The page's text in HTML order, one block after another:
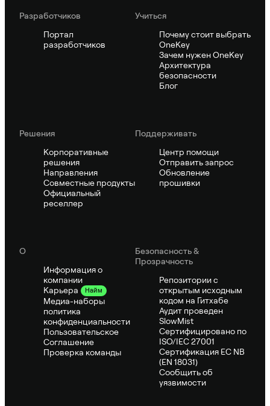
Pазработчиков
Портал
разработчиков
Учиться
Почему стоит выбрать
OneKey
Зачем нужен OneKey
Архитектура
безопасности
Блог
Решения
Корпоративные
решения
Направления
Совместные продукты
Официальный
реселлер
Поддерживать
Центр помощи
Отправить запрос
Обновление
прошивки
О
Информация о
компании
Карьера
Найм
Медиа-наборы
политика
конфиденциальности
Пользовательское
Соглашение
Проверка команды
Безопасность &
Прозрачность
Репозитории с
открытым исходным
кодом на Гитхабе
Аудит проведен
SlowMist
Сертифицировано по
ISO/IEC 27001
Сертификация ЕС NB
(EN 18031)
Сообщить об
уязвимости